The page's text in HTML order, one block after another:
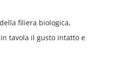
filiera biologica,
tavola il gusto intatto e